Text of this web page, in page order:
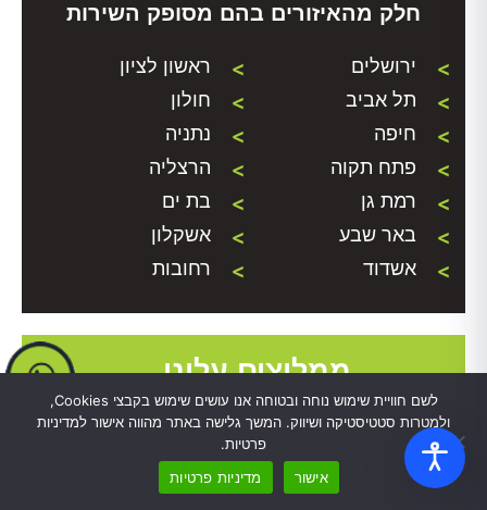
חלק מהאיזורים בהם מסופק השירות
ירושלים
ראשון לציון
תל אביב
חולון
חיפה
נתניה
פתח תקוה
הרצליה
רמת גן
בת ים
באר שבע
אשקלון
אשדוד
רחובות
ממליצים עלינו...
לשם חוויית שימוש נוחה ובטוחה אנו עושים שימוש בקבצי Cookies,
ולמטרות סטטיסטיקה ושיווק. המשך גלישה באתר מהווה אישור למדיניות
פרטיות.
אישור
מדיניות פרטיות